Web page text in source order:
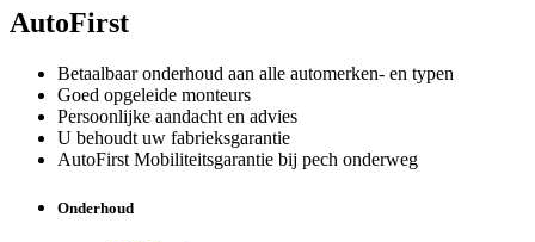
AutoFirst
Betaalbaar onderhoud aan alle automerken- en typen
Goed opgeleide monteurs
Persoonlijke aandacht en advies
U behoudt uw fabrieksgarantie
AutoFirst Mobiliteitsgarantie bij pech onderweg
Onderhoud